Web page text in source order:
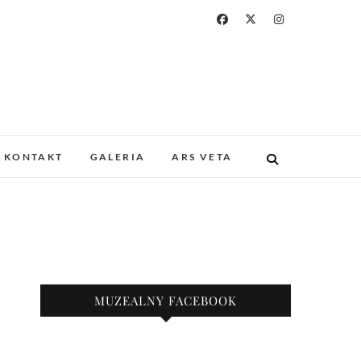
i Drukarstwa w
KONTAKT GALERIA ARS VETA
MUZEALNY FACEBOOK